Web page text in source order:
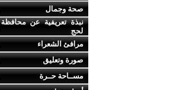
صحة وجمال
نبذة تعريفية عن محافظة
لحج
مرافئ الشعراء
صورة وتعليق
مســاحة حــرة